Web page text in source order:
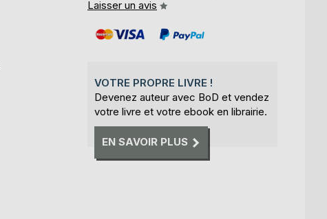
Laisser un avis
VOTRE PROPRE LIVRE !
Devenez auteur avec BoD et vendez
votre livre et votre ebook en librairie.
EN SAVOIR PLUS